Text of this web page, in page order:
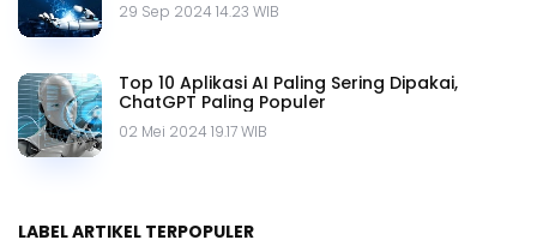
29 Sep 2024 14.23 WIB
Top 10 Aplikasi AI Paling Sering Dipakai,
ChatGPT Paling Populer
02 Mei 2024 19.17 WIB
LABEL ARTIKEL TERPOPULER